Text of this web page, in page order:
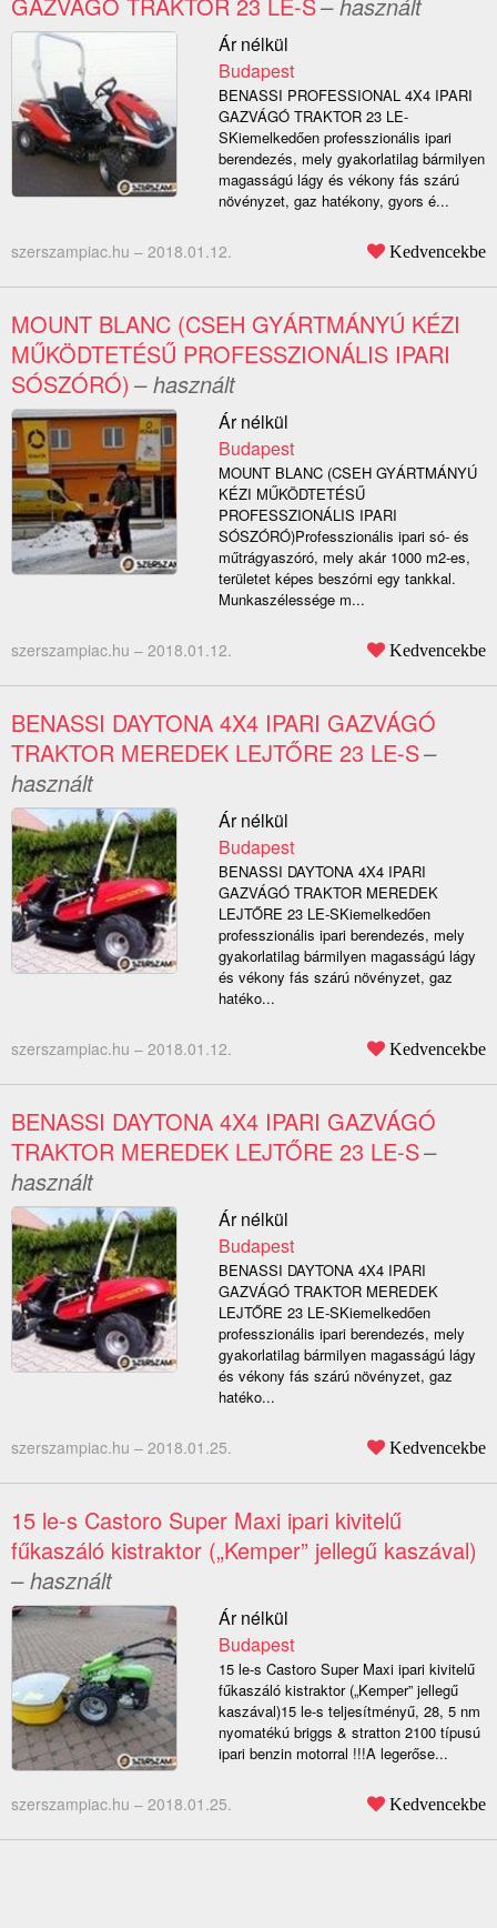
GAZVÁGÓ TRAKTOR 23 LE-S– használt
Ár nélkül
Budapest
BENASSI PROFESSIONAL 4X4 IPARI
GAZVÁGÓ TRAKTOR 23 LE-
SKiemelkedően professzionális ipari
berendezés, mely gyakorlatilag bármilyen
magasságú lágy és vékony fás szárú
növényzet, gaz hatékony, gyors é...
szerszampiac.hu – 2018.01.12. Kedvencekbe
MOUNT BLANC (CSEH GYÁRTMÁNYÚ KÉZI
MŰKÖDTETÉSŰ PROFESSZIONÁLIS IPARI
SÓSZÓRÓ) – használt
Ár nélkül
Budapest
MOUNT BLANC (CSEH GYÁRTMÁNYÚ
KÉZI MŰKÖDTETÉSŰ
PROFESSZIONÁLIS IPARI
SÓSZÓRÓ)Professzionális ipari só- és
műtrágyaszóró, mely akár 1000 m2-es,
területet képes beszórni egy tankkal.
Munkaszélessége m...
szerszampiac.hu – 2018.01.12. Kedvencekbe
BENASSI DAYTONA 4X4 IPARI GAZVÁGÓ
TRAKTOR MEREDEK LEJTŐRE 23 LE-S–
használt
Ár nélkül
Budapest
BENASSI DAYTONA 4X4 IPARI
GAZVÁGÓ TRAKTOR MEREDEK
LEJTŐRE 23 LE-SKiemelkedően
professzionális ipari berendezés, mely
gyakorlatilag bármilyen magasságú lágy
és vékony fás szárú növényzet, gaz
hatéko...
szerszampiac.hu – 2018.01.12. Kedvencekbe
BENASSI DAYTONA 4X4 IPARI GAZVÁGÓ
TRAKTOR MEREDEK LEJTŐRE 23 LE-S–
használt
Ár nélkül
Budapest
BENASSI DAYTONA 4X4 IPARI
GAZVÁGÓ TRAKTOR MEREDEK
LEJTŐRE 23 LE-SKiemelkedően
professzionális ipari berendezés, mely
gyakorlatilag bármilyen magasságú lágy
és vékony fás szárú növényzet, gaz
hatéko...
szerszampiac.hu – 2018.01.25. Kedvencekbe
15 le-s Castoro Super Maxi ipari kivitelű
fűkaszáló kistraktor („Kemper” jellegű kaszával)
– használt
Ár nélkül
Budapest
15 le-s Castoro Super Maxi ipari kivitelű
fűkaszáló kistraktor („Kemper” jellegű
kaszával)15 le-s teljesítményű, 28, 5 nm
nyomatékú briggs & stratton 2100 típusú
ipari benzin motorral !!!A legerőse...
szerszampiac.hu – 2018.01.25. Kedvencekbe